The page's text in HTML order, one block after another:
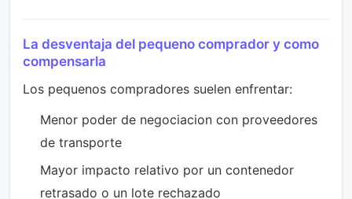
La desventaja del pequeno comprador y como
compensarla
Los pequenos compradores suelen enfrentar:
Menor poder de negociacion con proveedores
de transporte
Mayor impacto relativo por un contenedor
retrasado o un lote rechazado